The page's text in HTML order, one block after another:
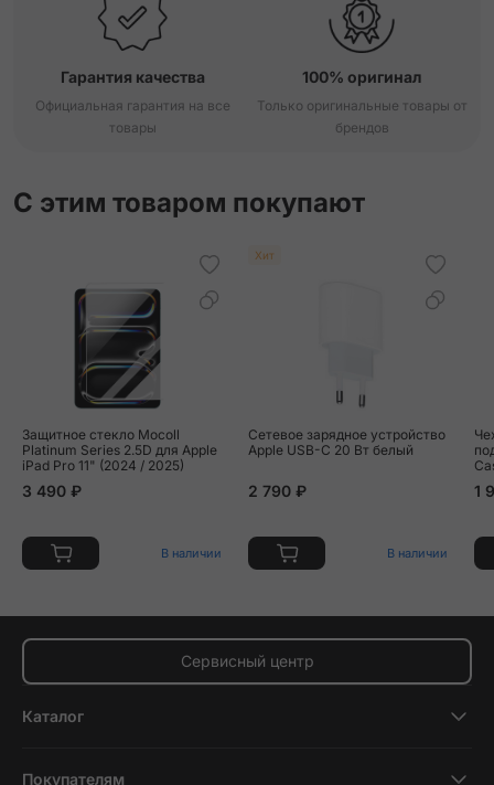
Гарантия качества
Официальная гарантия на все
товары
100% оригинал
Только оригинальные товары от
брендов
С этим товаром покупают
Защитное стекло Mocoll
Platinum Series 2.5D для Apple
iPad Pro 11" (2024 / 2025)
3 490 ₽
В наличии
Хит
Сетевое зарядное устройство
Apple USB-C 20 Вт белый
2 790 ₽
В наличии
1
Сервисный центр
Каталог
Покупателям